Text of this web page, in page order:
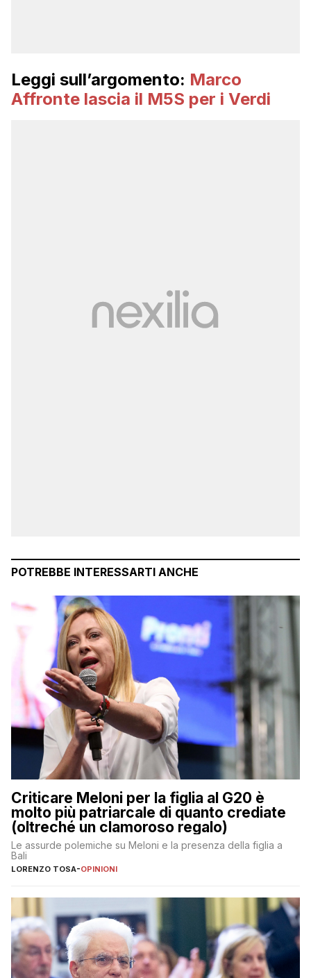
Leggi sull’argomento: Marco
Affronte lascia il M5S per i Verdi
POTREBBE INTERESSARTI ANCHE
Criticare Meloni per la figlia al G20 è
molto più patriarcale di quanto crediate
(oltreché un clamoroso regalo)
Le assurde polemiche su Meloni e la presenza della figlia a
Bali
LORENZO TOSA-OPINIONI